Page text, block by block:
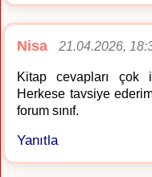
Nisa 21.04.2026,
Kitap cevapları çok
Herkese tavsiye
forum sınıf.
Yanıtla